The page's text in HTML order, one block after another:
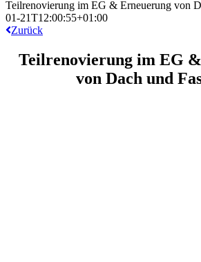
Teilrenovierung im EG & Erneuerung von
01-21T12:00:55+01:00
Zurück
Teilrenovierung im EG
von Dach und